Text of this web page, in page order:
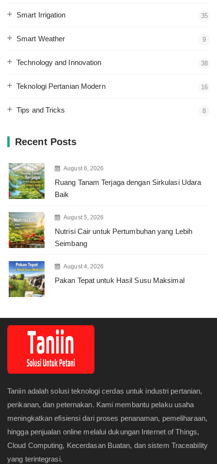
Smart Irrigation 35
Smart Weather 9
Technology and Innovation 38
Teknologi Pertanian Modern 16
Tips and Tricks 8
Recent Posts
August 6, 2026
Ruang Tanam Terjaga dengan Sirkulasi Udara
Baik
August 5, 2026
Nutrisi Cair untuk Pertumbuhan yang Lebih
Seimbang
August 4, 2026
Pakan Tepat untuk Hasil Susu Maksimal
Taniin adalah solusi teknologi cerdas untuk industri pertanian,
perikanan, dan peternakan. Kami membantu pelaku usaha
meningkatkan efisiensi dari proses penanaman, pemeliharaan,
hingga penjualan online melalui dukungan Internet of Things,
Cloud Computing, Kecerdasan Buatan, dan sistem Traceability
yang terintegrasi.